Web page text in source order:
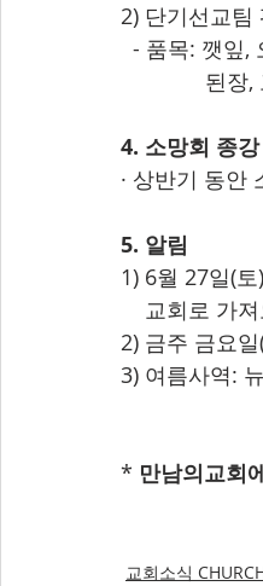
2) 단기선교
- 품목: 깻잎,
된장, 고추
4. 소망회 종강
· 상반기 동안
5. 알림
1) 6월 27일(
교회로 가져
2) 금주 금요
3) 여름사역:
* 만남의교회
교회소식